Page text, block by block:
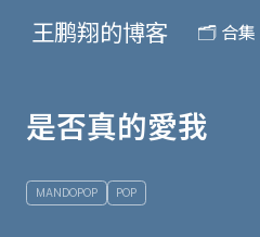
王鹏翔的博客 🗂️ 合集
是否真的愛我
MANDOPOP POP